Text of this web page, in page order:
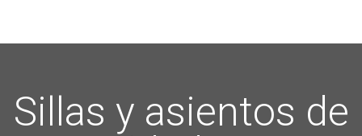
Sillas y asientos de